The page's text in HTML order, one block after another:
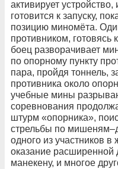
активирует
готовится к запуску,
позицию миномёта.
противником, готовясь
боец разворачивает
по опорному пункту
пара, пройдя тоннель,
противника около
учебные мины
соревнования
штурм «опорника»,
стрельбы по
одного из участников в
оказание расширенной
манекену, и многое